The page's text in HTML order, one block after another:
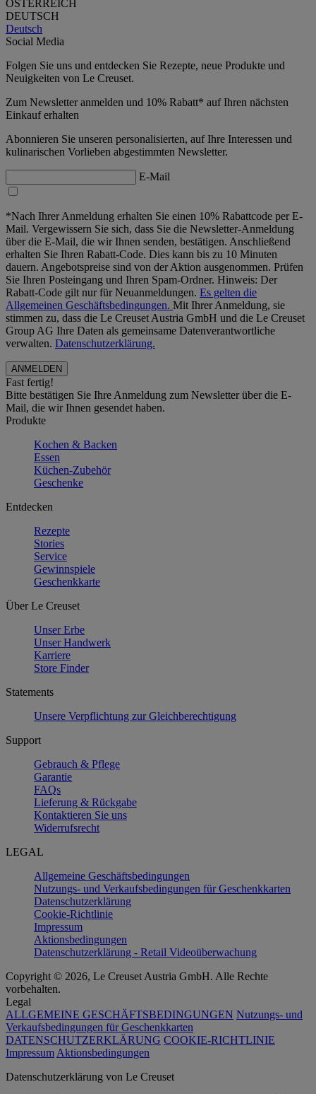
ÖSTERREICH
DEUTSCH
Deutsch
Social Media
Folgen Sie uns und entdecken Sie Rezepte, neue Produkte und
Neuigkeiten von Le Creuset.
Zum Newsletter anmelden und 10% Rabatt* auf Ihren nächsten
Einkauf erhalten
Abonnieren Sie unseren personalisierten, auf Ihre Interessen und
kulinarischen Vorlieben abgestimmten Newsletter.
E-Mail
*Nach Ihrer Anmeldung erhalten Sie einen 10% Rabattcode per E-
Mail. Vergewissern Sie sich, dass Sie die Newsletter-Anmeldung
über die E-Mail, die wir Ihnen senden, bestätigen. Anschließend
erhalten Sie Ihren Rabatt-Code. Dies kann bis zu 10 Minuten
dauern. Angebotspreise sind von der Aktion ausgenommen. Prüfen
Sie Ihren Posteingang und Ihren Spam-Ordner. Hinweis: Der
Rabatt-Code gilt nur für Neuanmeldungen. Es gelten die
Allgemeinen Geschäftsbedingungen. Mit Ihrer Anmeldung, sie
stimmen zu, dass die Le Creuset Austria GmbH und die Le Creuset
Group AG Ihre Daten als gemeinsame Datenverantwortliche
verwalten. Datenschutzerklärung.
Fast fertig!
Bitte bestätigen Sie Ihre Anmeldung zum Newsletter über die E-
Mail, die wir Ihnen gesendet haben.
Produkte
Kochen & Backen
Essen
Küchen-Zubehör
Geschenke
Entdecken
Rezepte
Stories
Service
Gewinnspiele
Geschenkkarte
Über Le Creuset
Unser Erbe
Unser Handwerk
Karriere
Store Finder
Statements
Unsere Verpflichtung zur Gleichberechtigung
Support
Gebrauch & Pflege
Garantie
FAQs
Lieferung & Rückgabe
Kontaktieren Sie uns
Widerrufsrecht
LEGAL
Allgemeine Geschäftsbedingungen
Nutzungs- und Verkaufsbedingungen für Geschenkkarten
Datenschutzerklärung
Cookie-Richtlinie
Impressum
Aktionsbedingungen
Datenschutzerklärung - Retail Videoüberwachung
Copyright © 2026, Le Creuset Austria GmbH. Alle Rechte
vorbehalten.
Legal
ALLGEMEINE GESCHÄFTSBEDINGUNGEN Nutzungs- und
Verkaufsbedingungen für Geschenkkarten
DATENSCHUTZERKLÄRUNG COOKIE-RICHTLINIE
Impressum Aktionsbedingungen
Datenschutz­erklärung von Le Creuset